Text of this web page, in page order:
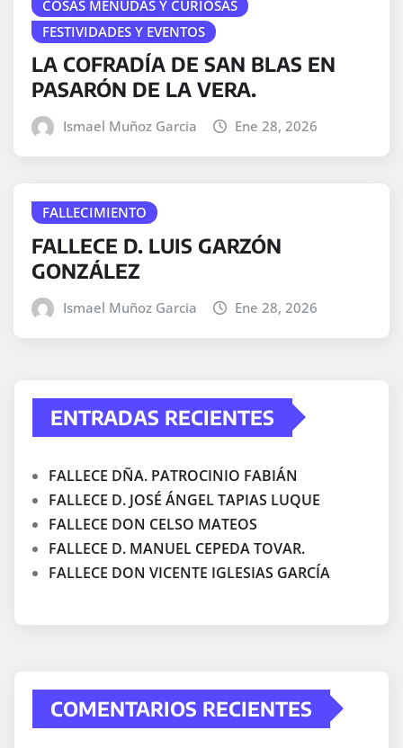
COSAS MENUDAS Y CURIOSAS
FESTIVIDADES Y EVENTOS
LA COFRADÍA DE SAN BLAS EN
PASARÓN DE LA VERA.
Ismael Muñoz Garcia Ene 28, 2026
FALLECIMIENTO
FALLECE D. LUIS GARZÓN
GONZÁLEZ
Ismael Muñoz Garcia Ene 28, 2026
ENTRADAS RECIENTES
FALLECE DÑA. PATROCINIO FABIÁN
FALLECE D. JOSÉ ÁNGEL TAPIAS LUQUE
FALLECE DON CELSO MATEOS
FALLECE D. MANUEL CEPEDA TOVAR.
FALLECE DON VICENTE IGLESIAS GARCÍA
COMENTARIOS RECIENTES